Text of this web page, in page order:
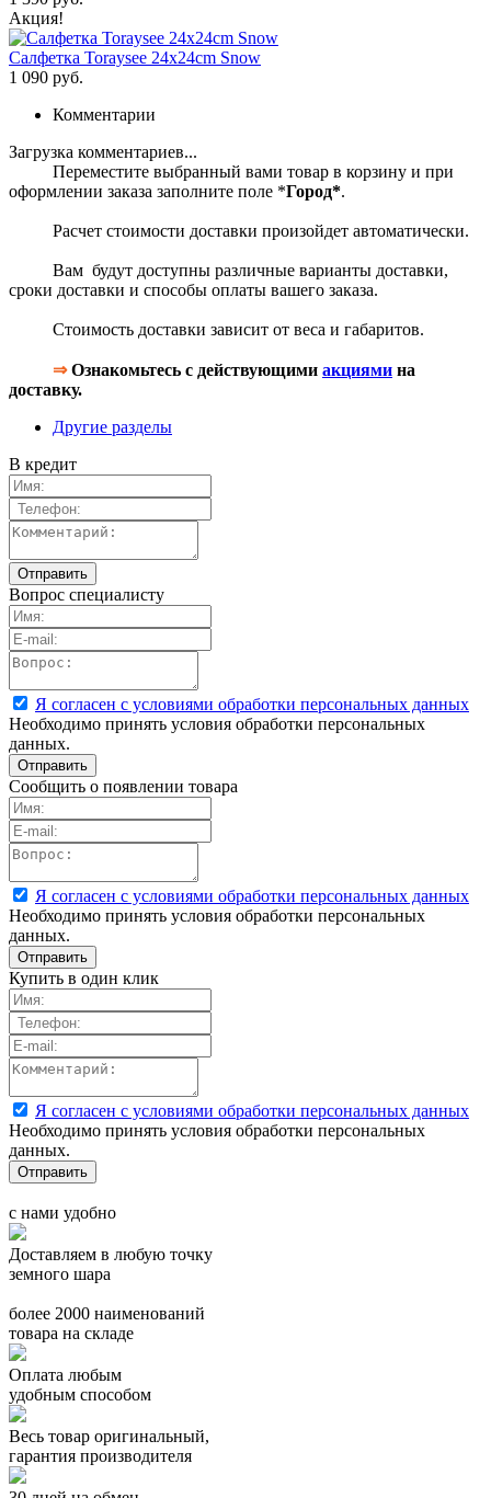
Акция!
Салфетка Toraysee 24x24cm Snow
1 090 руб.
Комментарии
Загрузка комментариев...
Переместите выбранный вами товар в корзину и при
оформлении заказа заполните поле *Город*.
Расчет стоимости доставки произойдет автоматически.
Вам будут доступны различные варианты доставки,
сроки доставки и способы оплаты вашего заказа.
Стоимость доставки зависит от веса и габаритов.
⇒Ознакомьтесь с действующими акциями на
доставку.
Другие разделы
В кредит
Вопрос специалисту
Я согласен с условиями обработки персональных данных
Необходимо принять условия обработки персональных
данных.
Сообщить о появлении товара
Я согласен с условиями обработки персональных данных
Необходимо принять условия обработки персональных
данных.
Купить в один клик
Я согласен с условиями обработки персональных данных
Необходимо принять условия обработки персональных
данных.
с нами удобно
Доставляем в любую точку
земного шара
более 2000 наименований
товара на складе
Оплата любым
удобным способом
Весь товар оригинальный,
гарантия производителя